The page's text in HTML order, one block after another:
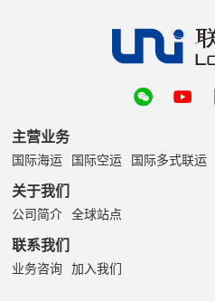
主营业务
国际海运 国际空运 国际多式联运
关于我们
公司简介 全球站点
联系我们
业务咨询 加入我们